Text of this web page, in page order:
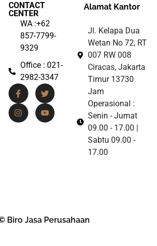
CONTACT
CENTER
WA :+62
857-7799-
9329
Office : 021-
2982-3347
Alamat Kantor
Jl. Kelapa Dua
Wetan No 72, RT
007 RW 008
Ciracas, Jakarta
Timur 13730
Jam
Operasional :
Senin - Jumat
09.00 - 17.00 |
Sabtu 09.00 -
17.00
Biro Jasa Perusahaan